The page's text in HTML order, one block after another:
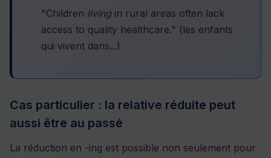
"Children livingin rural areas often lack
access to quality healthcare." (les enfants
qui vivent dans...)
Cas particulier : la relative réduite peut
aussi être au passé
La réduction en -ing est possible non seulement pour